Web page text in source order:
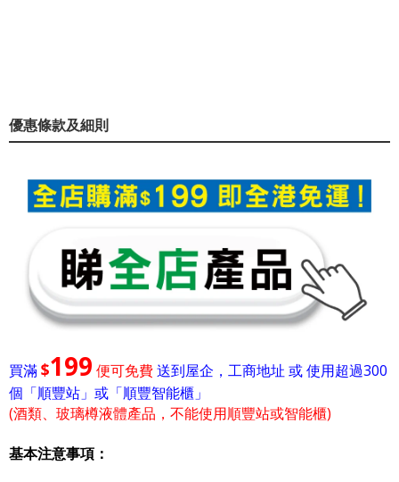
優惠條款及細則
買滿$199 便可免費送到屋企，工商地址 或 使用超過300
個「順豐站」或「順豐智能櫃」
(酒類、玻璃樽液體產品，不能使用順豐站或智能櫃)
基本注意事項：